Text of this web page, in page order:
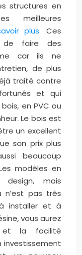
structures en
plus. Ces
de faire des
car ils ne
de plus
traité contre
et qui
en PVC ou
Le bois est
un excellent
son prix plus
beaucoup
modèles en
design, mais
n’est pas très
installer et à
vous aurez
et la facilité
investissement